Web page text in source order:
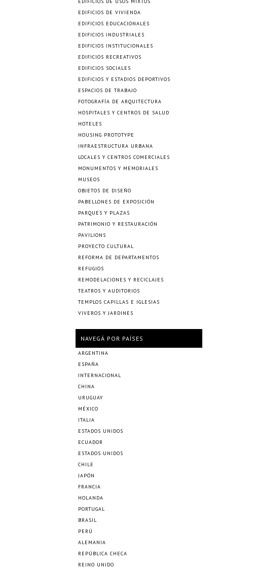
EDIFICIOS DE VIVIENDA
EDIFICIOS EDUCACIONALES
EDIFICIOS INDUSTRIALES
EDIFICIOS INSTITUCIONALES
EDIFICIOS RECREATIVOS
EDIFICIOS SOCIALES
EDIFICIOS Y ESTADIOS DEPORTIVOS
ESPACIOS DE TRABAJO
FOTOGRAFÍA DE ARQUITECTURA
HOSPITALES Y CENTROS DE SALUD
HOTELES
HOUSING PROTOTYPE
INFRAESTRUCTURA URBANA
LOCALES Y CENTROS COMERCIALES
MONUMENTOS Y MEMORIALES
MUSEOS
OBJETOS DE DISEÑO
PABELLONES DE EXPOSICIÓN
PARQUES Y PLAZAS
PATRIMONIO Y RESTAURACIÓN
PAVILIONS
PROYECTO CULTURAL
REFORMA DE DEPARTAMENTOS
REFUGIOS
REMODELACIONES Y RECICLAJES
TEATROS Y AUDITORIOS
TEMPLOS CAPILLAS E IGLESIAS
VIVEROS Y JARDINES
NAVEGÁ POR PAÍSES
ARGENTINA
ESPAÑA
INTERNACIONAL
CHINA
URUGUAY
MÉXICO
ITALIA
ESTADOS UNIDOS
ECUADOR
ESTADOS UNIDOS
CHILE
JAPÓN
FRANCIA
HOLANDA
PORTUGAL
BRASIL
PERÚ
ALEMANIA
REPÚBLICA CHECA
REINO UNIDO